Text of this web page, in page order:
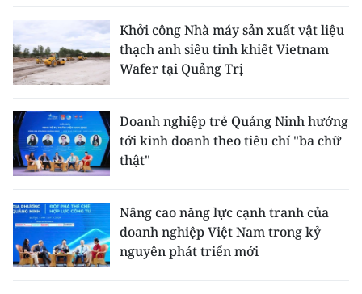
Khởi công Nhà máy sản xuất vật liệu
thạch anh siêu tinh khiết Vietnam
Wafer tại Quảng Trị
Doanh nghiệp trẻ Quảng Ninh hướng
tới kinh doanh theo tiêu chí "ba chữ
thật"
Nâng cao năng lực cạnh tranh của
doanh nghiệp Việt Nam trong kỷ
nguyên phát triển mới